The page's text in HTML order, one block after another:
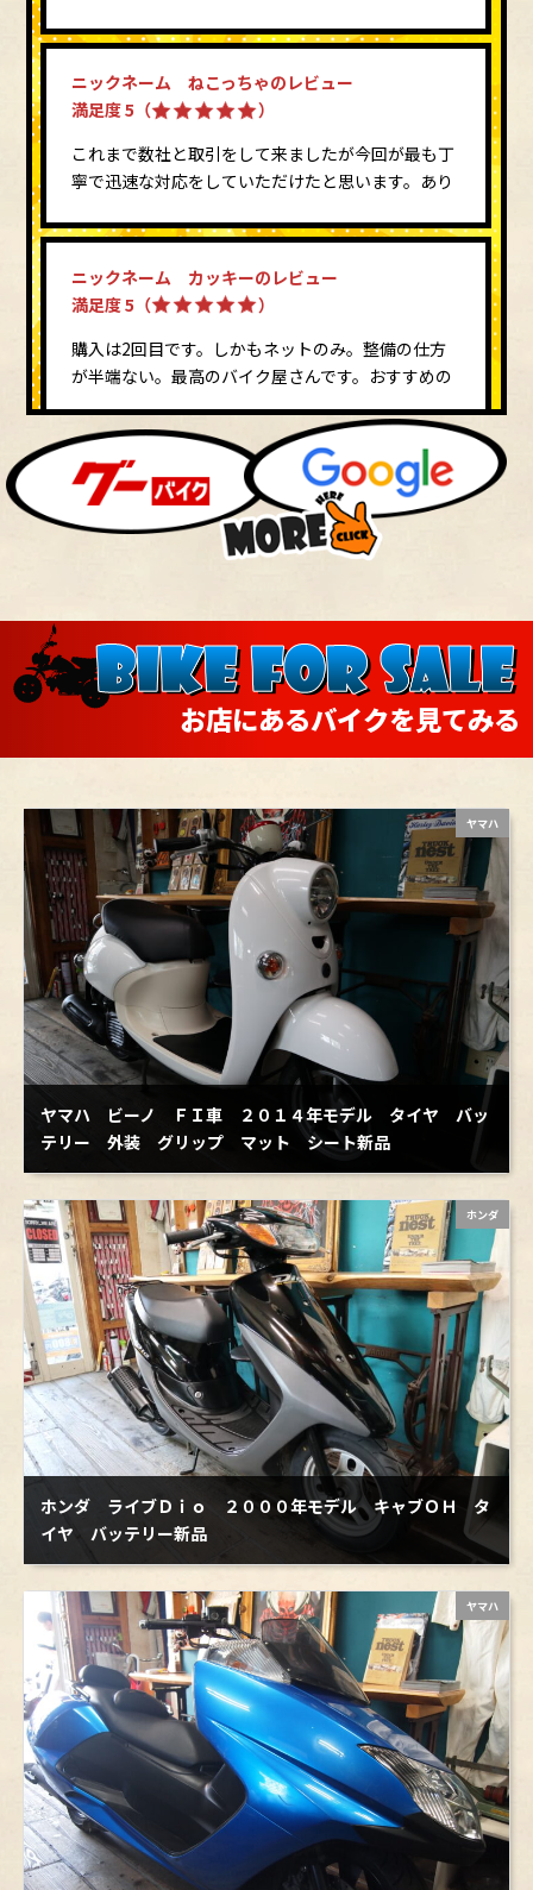
ニックネーム ねこっちゃのレビュー
満足度 5（
）
これまで数社と取引をして来ましたが今回が最も丁
寧で迅速な対応をしていただけたと思います。あり
し訳ありませんでした。
ニックネーム カッキーのレビュー
満足度 5（
）
購入は2回目です。しかもネットのみ。整備の仕方
が半端ない。最高のバイク屋さんです。おすすめの
ニックネーム しげさんのレビュー
満足度 5（
）
色まで希望のバイクで色々オプション装備満載で大
の方々も素敵な方々ですしとても良いショップだと
思います。
ニックネーム ｔａｋｕさんのレビュー
満足度 5（
）
今回急なバイク購入になりましたが、親切丁寧に対
応していただきありがとうございました。まさか
られるとは思っていませんでしたが、ビックキャブ
やマフラー交換、パーツ移植などもしていただきあ
りがとうございました。今後はしばらくこのままで
走って、あちこちツーリングに行こうと思っていま
す。本当にありがとうございました。
ニックネーム おっと爺さんのレビュー
満足度 5（
）
親切で丁寧な心休まる応対に感謝をしています。ま
た、これも良い・あれも良いと押し付けない、オー
ナーも気持ちよく、購入できたことに感謝していま
す。
ニックネーム ｔａｋｕさんのレビュー
満足度 5（
愛車スーパーカブカスタムの強化クラッチ交換とヘ
ッドガスケット交換、チェーン、ドライブ並びにド
リブンスプロケットの交換をしていただきました。
元々エンジンの不調があった中で過酷な北海道ツー
リングを頑張ってくれた愛車なのですが、帰ってき
てから不調がひどくなった（クラッチ調整したのに
滑る、アクセル吹かしてもエンジンが唸るだけで加
速しないことが増えた）と思ったので一度見てもら
った方が良いと思って預かってもらいましたが、ま
さかのヘッドガスケットの破損とは…。強化クラッ
チのへたりだけじゃなかったのね…。諸々交換して
いただいたおかげで現在快調に走っております。本
当にありがとうございました。
ニックネーム ｓｙｕさんのレビュー
満足度 5（
）
この度は大変お世話になりました。迅速、丁寧な対
応に感謝致します。ホームページも、購入までの流
れが分かり易く説明されており、参考になりまし
た。
ニックネーム ｔａｋｕさんのレビュー
満足度 5（
）
愛車スーパーカブの前後輪タイヤとリムバンド、チ
ューブ交換、フロントブレーキケーブル注油をお願
いしました。今度北海道へロングツーリングに行く
ので、この際交換してもらおうと思って。本当にあ
りがとうございました。あとは頑張って北海道を走
破するだけ。安全運転で行ってきます。
ニックネーム じゅんさんのレビュー
満足度 5（
）
問い合わせさせていただいてから納車まで安心して
お願いできました。gsx400sの整備まで心良く受け
ていただきありがとうございました。また気になる
車両がでたらお願いしたいと思います。
ニックネーム のりさんのレビュー
満足度 5（
）
お店にあるバイクを見てみる
ヤマハ
ヤマハ ビーノ ＦＩ車 ２０１４年モデル タイヤ バッ
テリー 外装 グリップ マット シート新品
ホンダ
ホンダ ライブＤｉｏ ２０００年モデル キャブＯＨ タ
イヤ バッテリー新品
ヤマハ